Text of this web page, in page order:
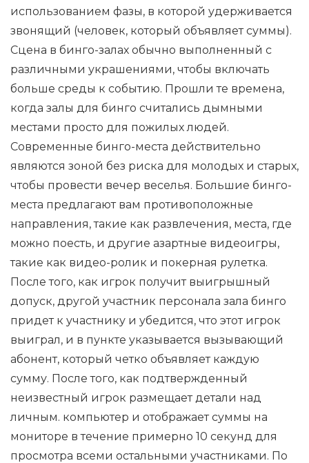
использованием фазы, в которой удерживается
звонящий (человек, который объявляет суммы).
Сцена в бинго-залах обычно выполненный с
различными украшениями, чтобы включать
больше среды к событию. Прошли те времена,
когда залы для бинго считались дымными
местами просто для пожилых людей.
Современные бинго-места действительно
являются зоной без риска для молодых и старых,
чтобы провести вечер веселья. Большие бинго-
места предлагают вам противоположные
направления, такие как развлечения, места, где
можно поесть, и другие азартные видеоигры,
такие как видео-ролик и покерная рулетка.
После того, как игрок получит выигрышный
допуск, другой участник персонала зала бинго
придет к участнику и убедится, что этот игрок
выиграл, и в пункте указывается вызывающий
абонент, который четко объявляет каждую
сумму. После того, как подтвержденный
неизвестный игрок размещает детали над
личным. компьютер и отображает суммы на
мониторе в течение примерно 10 секунд для
просмотра всеми остальными участниками. По